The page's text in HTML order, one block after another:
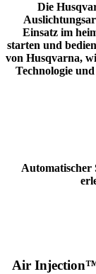
Die
Einsatz im
starten und
von Husqvarna,
Technologie
Automatischer
Air Injection™